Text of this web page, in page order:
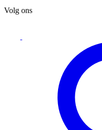
Volg ons